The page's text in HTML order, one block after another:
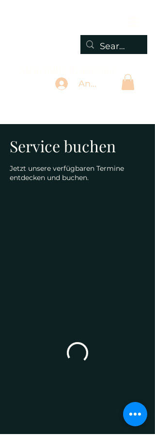
Anmelden
Service buchen
Jetzt unsere verfügbaren Termine
entdecken und buchen.